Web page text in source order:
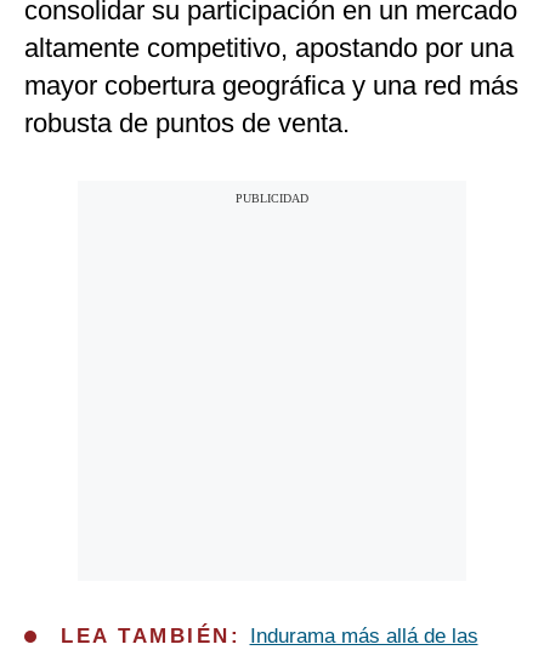
consolidar su participación en un mercado
altamente competitivo, apostando por una
mayor cobertura geográfica y una red más
robusta de puntos de venta.
LEA TAMBIÉN:
Indurama más allá de las